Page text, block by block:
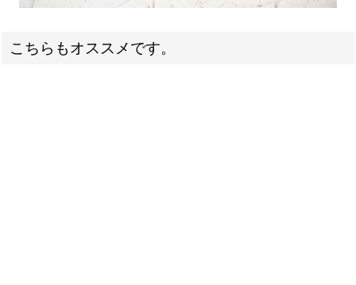
こちらもオススメです。